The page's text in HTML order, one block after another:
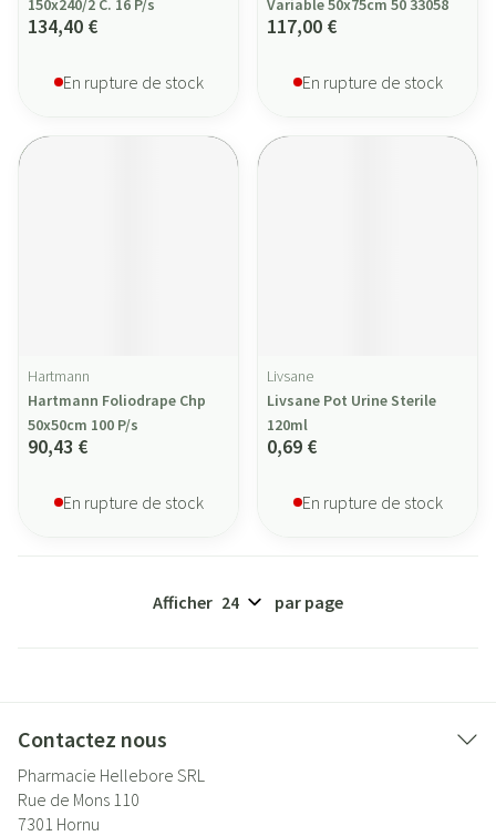
150x240/2 C. 16 P/s
134,40 €
En rupture de stock
Variable 50x75cm 50 33058
117,00 €
En rupture de stock
Hartmann
Hartmann Foliodrape Chp
50x50cm 100 P/s
90,43 €
En rupture de stock
Livsane
Livsane Pot Urine Sterile
120ml
0,69 €
En rupture de stock
Afficher par page
Contactez nous
Pharmacie Hellebore SRL
Rue de Mons 110
7301 Hornu